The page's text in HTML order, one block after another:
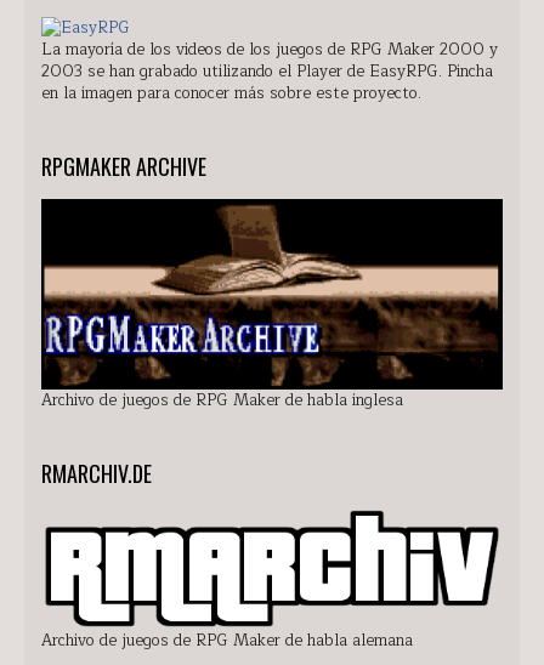
La mayoría de los videos de los juegos de RPG Maker 2000 y
2003 se han grabado utilizando el Player de EasyRPG. Pincha
en la imagen para conocer más sobre este proyecto.
RPGMAKER ARCHIVE
Archivo de juegos de RPG Maker de habla inglesa
RMARCHIV.DE
Archivo de juegos de RPG Maker de habla alemana